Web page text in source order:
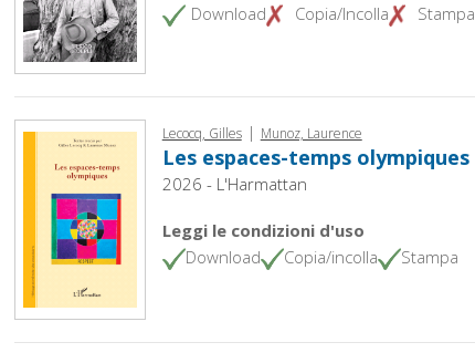
Download
Copia/Incolla Stampa
Lecocq, Gilles | Munoz, Laurence
Les espaces-temps olympiques
2026 - L'Harmattan
Leggi le condizioni d'uso
Download
Copia/incolla Stampa